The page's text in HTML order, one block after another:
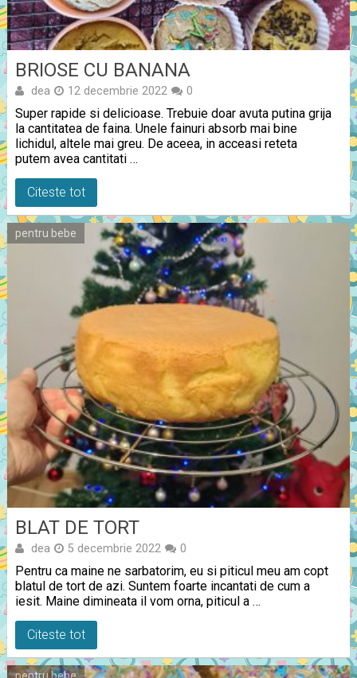
BRIOSE CU BANANA
dea 12 decembrie 2022 0
Super rapide si delicioase. Trebuie doar avuta putina grija
la cantitatea de faina. Unele fainuri absorb mai bine
lichidul, altele mai greu. De aceea, in acceasi reteta
putem avea cantitati …
Citeste tot
pentru bebe
BLAT DE TORT
dea 5 decembrie 2022 0
Pentru ca maine ne sarbatorim, eu si piticul meu am copt
blatul de tort de azi. Suntem foarte incantati de cum a
iesit. Maine dimineata il vom orna, piticul a …
Citeste tot
pentru bebe